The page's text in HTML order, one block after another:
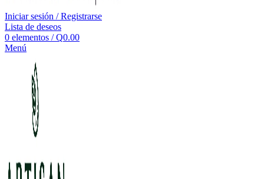
Iniciar sesión / Registrarse
Lista de deseos
0 elementos / Q0.00
Menú